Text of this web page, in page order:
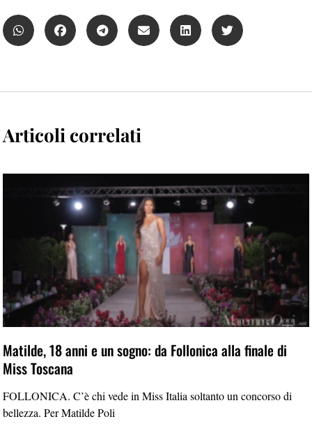
Articoli correlati
Matilde, 18 anni e un sogno: da Follonica alla finale di
Miss Toscana
FOLLONICA. C’è chi vede in Miss Italia soltanto un concorso di
bellezza. Per Matilde Poli